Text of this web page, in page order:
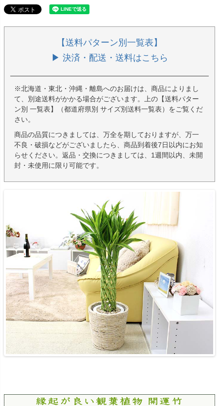
【送料パターン別一覧表】
▶ 決済・配送・送料はこちら
※北海道・東北・沖縄・離島へのお届けは、商品によりまし
て、別途送料がかかる場合がございます。上の【送料パター
ン別 一覧表】（都道府県別 サイズ別送料一覧表）をご覧くだ
さい。
商品の品質につきましては、万全を期しておりますが、万一
不良・破損などがございましたら、商品到着後7日以内にお知
らせください。返品・交換につきましては、1週間以内、未開
封・未使用に限り可能です。